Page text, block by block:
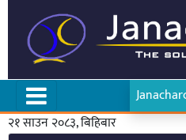
२१ साउन २०८३, बिहिबार